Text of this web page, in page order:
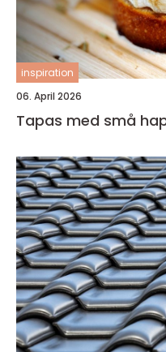
inspiration
06. April 2026
Tapas med små